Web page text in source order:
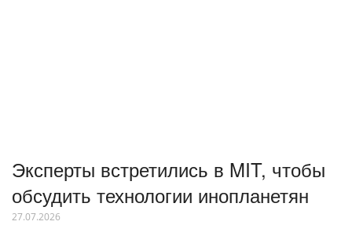
Эксперты встретились в MIT, чтобы
обсудить технологии инопланетян
27.07.2026